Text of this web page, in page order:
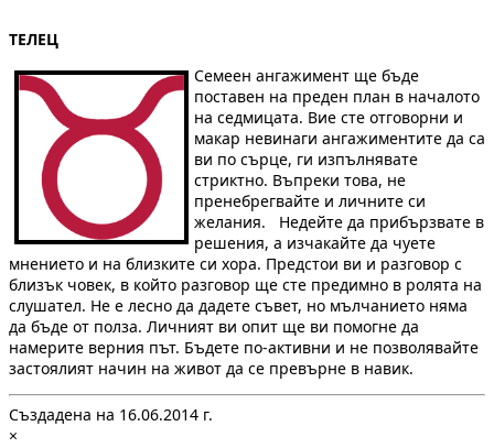
ТЕЛЕЦ
Семеен ангажимент ще бъде
поставен на преден план в началото
на седмицата. Вие сте отговорни и
макар невинаги ангажиментите да са
ви по сърце, ги изпълнявате
стриктно. Въпреки това, не
пренебрегвайте и личните си
желания. Недейте да прибързвате в
решения, а изчакайте да чуете
мнението и на близките си хора. Предстои ви и разговор с
близък човек, в който разговор ще сте предимно в ролята на
слушател. Не е лесно да дадете съвет, но мълчанието няма
да бъде от полза. Личният ви опит ще ви помогне да
намерите верния път. Бъдете по-активни и не позволявайте
застоялият начин на живот да се превърне в навик.
Създадена на 16.06.2014 г.
×